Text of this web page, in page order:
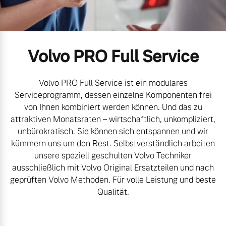
Mild-Hybrid
Geschäftskunden
Editionsmodelle
Konnektivität
Volvo Gebrauchtwagenbörse
Aktuelle Zubehörangebote
Zubehörkatalog
Aktuelle Serviceangebote
Kontakt und Anfahrt
Volvo PRO Full Service
Volvo PRO Full Service ist ein modulares
Serviceprogramm, dessen einzelne Komponenten frei
von Ihnen kombiniert werden können. Und das zu
attraktiven Monatsraten – wirtschaftlich, unkompliziert,
unbürokratisch. Sie können sich entspannen und wir
kümmern uns um den Rest. Selbstverständlich arbeiten
unsere speziell geschulten Volvo Techniker
ausschließlich mit Volvo Original Ersatzteilen und nach
geprüften Volvo Methoden. Für volle Leistung und beste
Qualität.